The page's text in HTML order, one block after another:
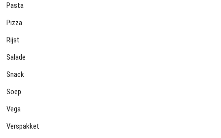
Pasta
Pizza
Rijst
Salade
Snack
Soep
Vega
Verspakket